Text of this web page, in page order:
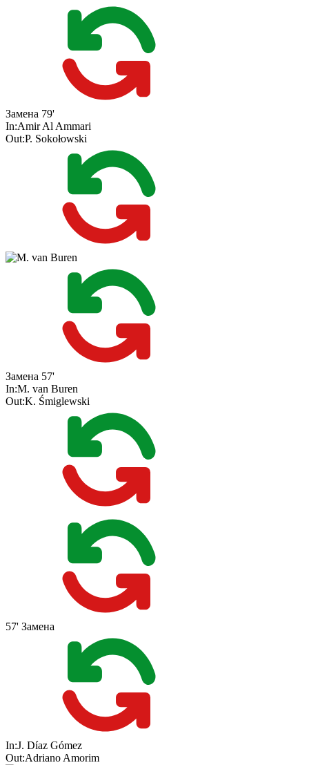
Замена 79'
In:Amir Al Ammari
Out:P. Sokołowski
Замена 57'
In:M. van Buren
Out:K. Śmiglewski
57' Замена
In:J. Díaz Gómez
Out:Adriano Amorim